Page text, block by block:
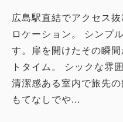
広島駅直結でアクセス
ロケーション。 シンプ
す。扉を開けたその瞬
トタイム。 シックな雰
清潔感ある室内で旅先
もてなしでや...